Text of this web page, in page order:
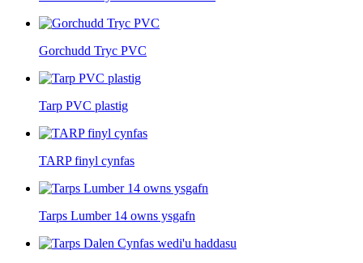
Gorchudd Tryc PVC
Tarp PVC plastig
TARP finyl cynfas
Tarps Lumber 14 owns ysgafn